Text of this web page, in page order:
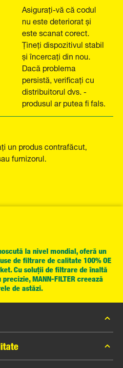
Asigurați-vă că codul
nu este deteriorat și
este scanat corect.
Țineți dispozitivul stabil
și încercați din nou.
Dacă problema
persistă, verificați cu
distribuitorul dvs. -
produsul ar putea fi fals.
un produs contrafăcut,
furnizorul.
la nivel mondial, oferă un
de filtrare de calitate 100% OE
Cu soluții de filtrare de înaltă
MANN-FILTER creează
de astăzi.